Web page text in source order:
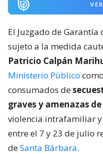
El Juzgado de
sujeto a la medida
Patricio Calpán
Ministerio Público
consumados de
graves y amenazas
violencia intrafamiliar
entre el 7 y 23 de julio
deSanta Bárbara.